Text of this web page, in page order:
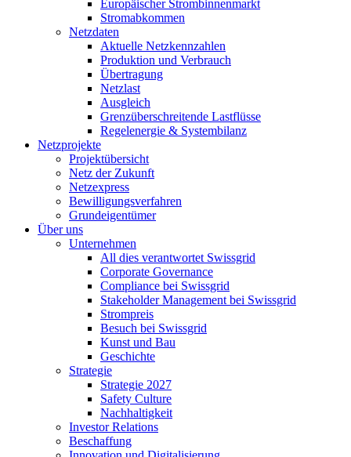
Europäischer Strombinnenmarkt
Stromabkommen
Netzdaten
Aktuelle Netzkennzahlen
Produktion und Verbrauch
Übertragung
Netzlast
Ausgleich
Grenzüberschreitende Lastflüsse
Regelenergie & Systembilanz
Netzprojekte
Projektübersicht
Netz der Zukunft
Netzexpress
Bewilligungsverfahren
Grundeigentümer
Über uns
Unternehmen
All dies verantwortet Swissgrid
Corporate Governance
Compliance bei Swissgrid
Stakeholder Management bei Swissgrid
Strompreis
Besuch bei Swissgrid
Kunst und Bau
Geschichte
Strategie
Strategie 2027
Safety Culture
Nachhaltigkeit
Investor Relations
Beschaffung